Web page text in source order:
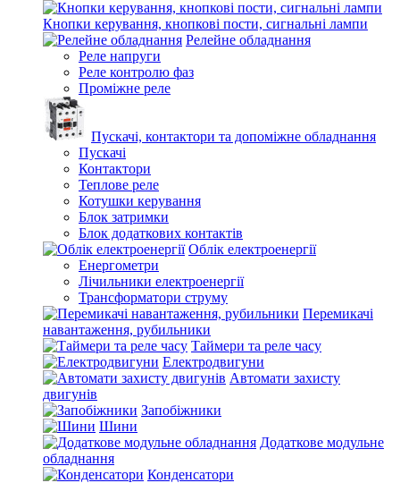
Кнопки керування, кнопкові пости, сигнальні лампи
Релейне обладнання
Реле напруги
Реле контролю фаз
Проміжне реле
Пускачі, контактори та допоміжне обладнання
Пускачі
Контактори
Теплове реле
Котушки керування
Блок затримки
Блок додаткових контактів
Облік електроенергії
Енергометри
Лічильники електроенергії
Трансформатори струму
Перемикачі
навантаження, рубильники
Таймери та реле часу
Електродвигуни
Автомати захисту
двигунів
Запобіжники
Шини
Додаткове модульне
обладнання
Конденсатори